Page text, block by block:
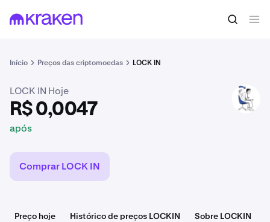
Início Preços das criptomoedas LOCK IN
R$ 0,0047 Comprar LOCKIN
LOCK IN Hoje
R$ 0,0047
após
LOCKIN
Comprar LOCK IN
Preço hoje Histórico de preços LOCKIN Sobre LOCKIN